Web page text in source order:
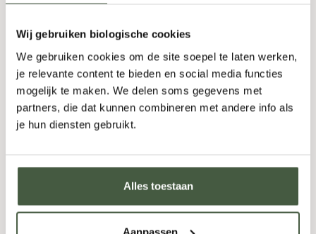
Wij gebruiken biologische cookies
We gebruiken cookies om de site soepel te laten werken,
je relevante content te bieden en social media functies
mogelijk te maken. We delen soms gegevens met
partners, die dat kunnen combineren met andere info als
je hun diensten gebruikt.
Alles toestaan
- TOEVOEGEN